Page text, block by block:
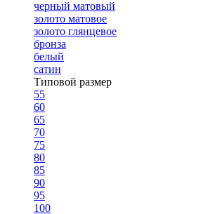
черный матовый
золото матовое
золото глянцевое
бронза
белый
сатин
Типовой размер
55
60
65
70
75
80
85
90
95
100